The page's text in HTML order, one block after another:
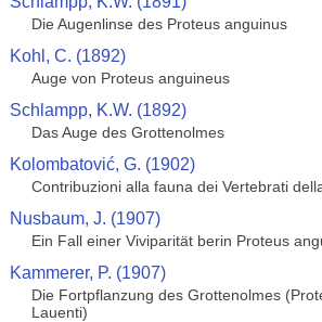
Die Augenlinse des Proteus anguinus
Kohl, C. (1892)
Auge von Proteus anguineus
Schlampp, K.W. (1892)
Das Auge des Grottenolmes
Kolombatović, G. (1902)
Contribuzioni alla fauna dei Vertebrati
Nusbaum, J. (1907)
Ein Fall einer Viviparität berin Proteus
Kammerer, P. (1907)
Die Fortpflanzung des Grottenolmes
Lauenti)